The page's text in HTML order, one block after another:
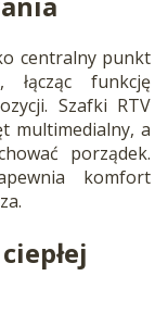
centralny punkt
funkcję
Szafki RTV
multimedialny, a
porządek.
komfort